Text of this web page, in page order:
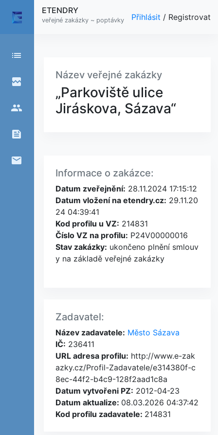
list
broken_image
people
feed
email
ETENDRY
veřejné zakázky ~ poptávky Přihlásit / Registrovat
Název veřejné zakázky
„Parkoviště ulice
Jiráskova, Sázava“
Informace o zakázce:
Datum zveřejnění: 28.11.2024 17:15:12
Datum vložení na etendry.cz: 29.11.20
24 04:39:41
Kod profilu u VZ: 214831
Číslo VZ na profilu: P24V00000016
Stav zakázky: ukončeno plnění smlouv
y na základě veřejné zakázky
Zadavatel:
Název zadavatele: Město Sázava
IČ: 236411
URL adresa profilu: http://www.e-zak
azky.cz/Profil-Zadavatele/e314380f-c
8ec-44f2-b4c9-128f2aad1c8a
Datum vytvořeni PZ: 2012-04-23
Datum aktualize: 08.03.2026 04:37:42
Kod profilu zadavatele: 214831